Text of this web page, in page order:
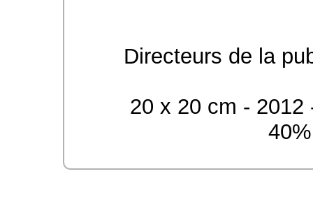
Directeurs de la
20 x 20 cm - 2012